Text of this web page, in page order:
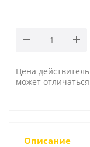
Цена
может
Описание